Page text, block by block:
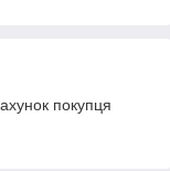
покупця